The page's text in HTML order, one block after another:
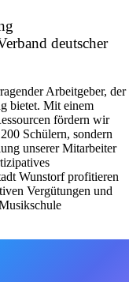
deutscher
Arbeitgeber, der
bietet. Mit einem
fördern wir
Schülern, sondern
unserer Mitarbeiter
Wunstorf profitieren
Vergütungen und